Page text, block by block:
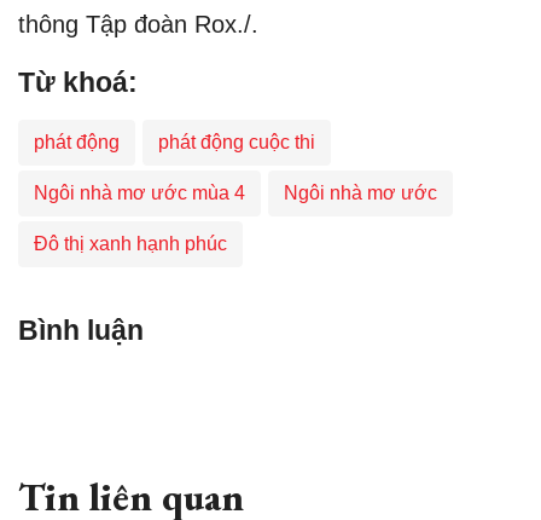
thông Tập đoàn Rox./.
Từ khoá:
phát động phát động cuộc thi
Ngôi nhà mơ ước mùa 4 Ngôi nhà mơ ước
Đô thị xanh hạnh phúc
Bình luận
Tin liên quan